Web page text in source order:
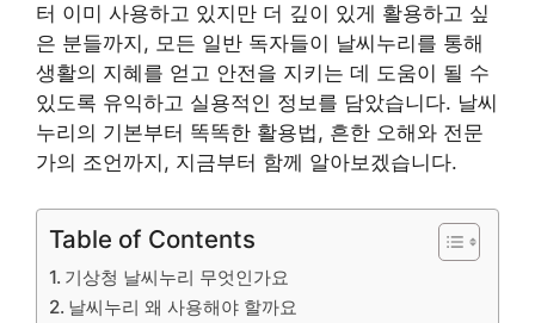
터 이미 사용하고 있지만 더 깊이 있게 활용하고 싶
은 분들까지, 모든 일반 독자들이 날씨누리를 통해
생활의 지혜를 얻고 안전을 지키는 데 도움이 될 수
있도록 유익하고 실용적인 정보를 담았습니다. 날씨
누리의 기본부터 똑똑한 활용법, 흔한 오해와 전문
가의 조언까지, 지금부터 함께 알아보겠습니다.
Table of Contents
기상청 날씨누리 무엇인가요
날씨누리 왜 사용해야 할까요